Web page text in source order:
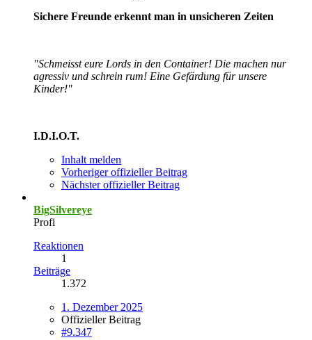
Sichere Freunde erkennt man in unsicheren Zeiten
"Schmeisst eure Lords in den Container! Die machen nur
agressiv und schrein rum! Eine Gefärdung für unsere
Kinder!"
I.D.I.O.T.
Inhalt melden
Vorheriger offizieller Beitrag
Nächster offizieller Beitrag
BigSilvereye
Profi
Reaktionen
1
Beiträge
1.372
1. Dezember 2025
Offizieller Beitrag
#9.347